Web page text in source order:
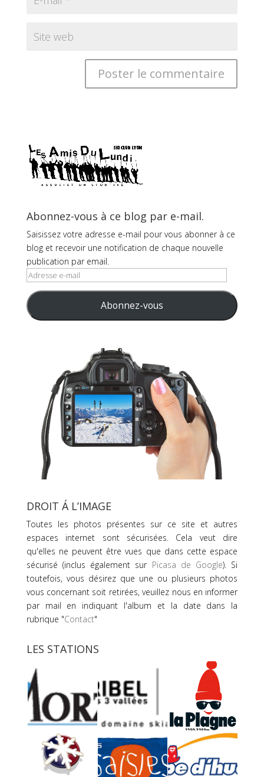
Abonnez-vous à ce blog par e-mail.
Saisissez votre adresse e-mail pour vous abonner à ce
blog et recevoir une notification de chaque nouvelle
publication par email.
Adresse
mail
Abonnez-vous
DROIT Á L’IMAGE
Toutes les photos présentes sur ce site et autres
espaces internet sont sécurisées. Cela veut dire
qu'elles ne peuvent être vues que dans cette espace
sécurisé (inclus également sur Picasa de Google). Si
toutefois, vous désirez que une ou plusieurs photos
vous concernant soit retirées, veuillez nous en informer
par mail en indiquant l'album et la date dans la
rubrique "Contact"
LES STATIONS